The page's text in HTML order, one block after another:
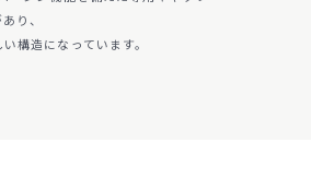
り、
構造になっています。